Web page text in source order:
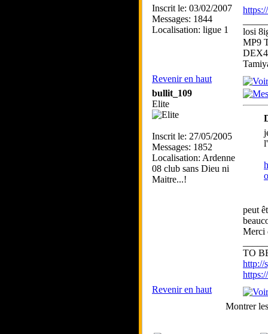
Inscrit le: 03/02/2007
Messages: 1844
Localisation: ligue 1
losi
MP9
Revenir en haut
bullit_109
Elite
Inscrit le: 27/05/2005
Messages: 1852
Localisation: Ardenne
08 club sans Dieu ni
Maitre...!
peut
Merci
TO
http://
Revenir en haut
Montrer